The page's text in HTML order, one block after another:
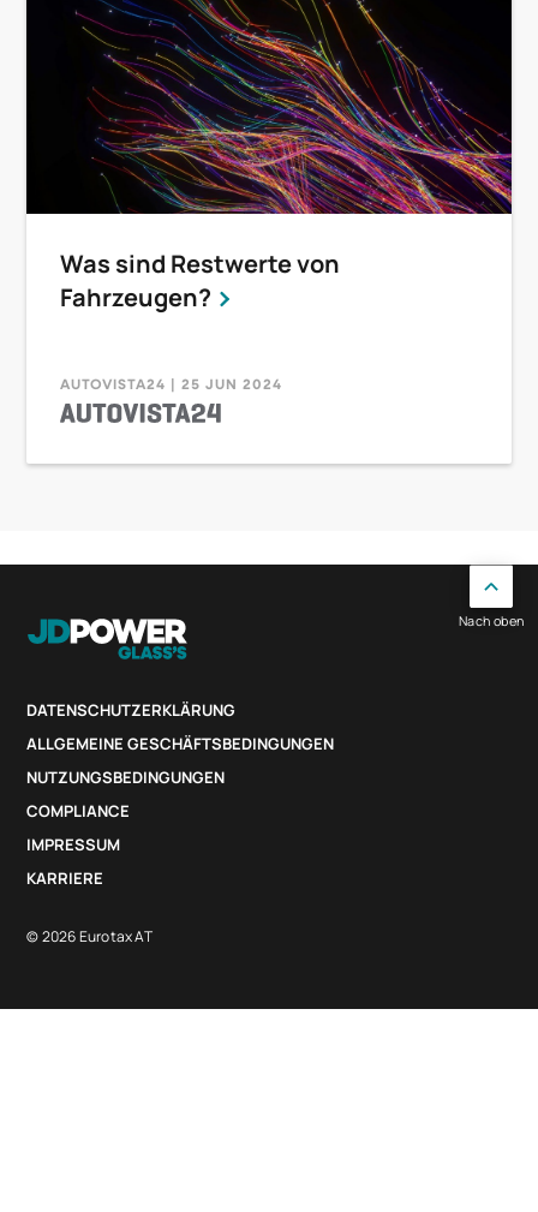
Was sind Restwerte von
Fahrzeugen?
AUTOVISTA24 | 25 JUN 2024
DATENSCHUTZERKLÄRUNG
ALLGEMEINE GESCHÄFTSBEDINGUNGEN
NUTZUNGSBEDINGUNGEN
COMPLIANCE
IMPRESSUM
KARRIERE
© 2026 Eurotax AT
Nach oben